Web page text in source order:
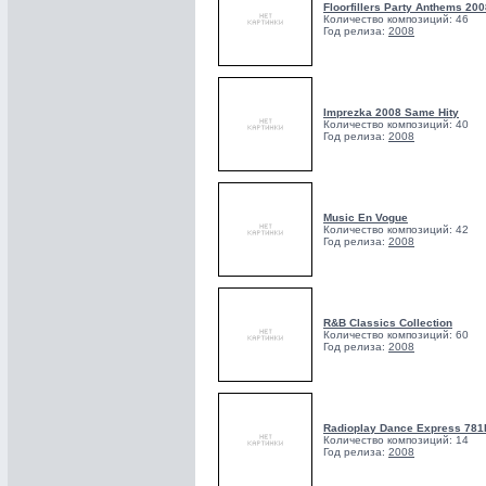
Floorfillers Party Anthems
Количество композиций: 46
Год релиза: 2008
Imprezka 2008 Same Hity
Количество композиций: 40
Год релиза: 2008
Music En Vogue
Количество композиций: 42
Год релиза: 2008
R&B Classics Collection
Количество композиций: 60
Год релиза: 2008
Radioplay Dance Express
Количество композиций: 14
Год релиза: 2008